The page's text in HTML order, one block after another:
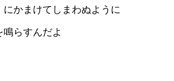
かまけてしまわぬように
らすんだよ